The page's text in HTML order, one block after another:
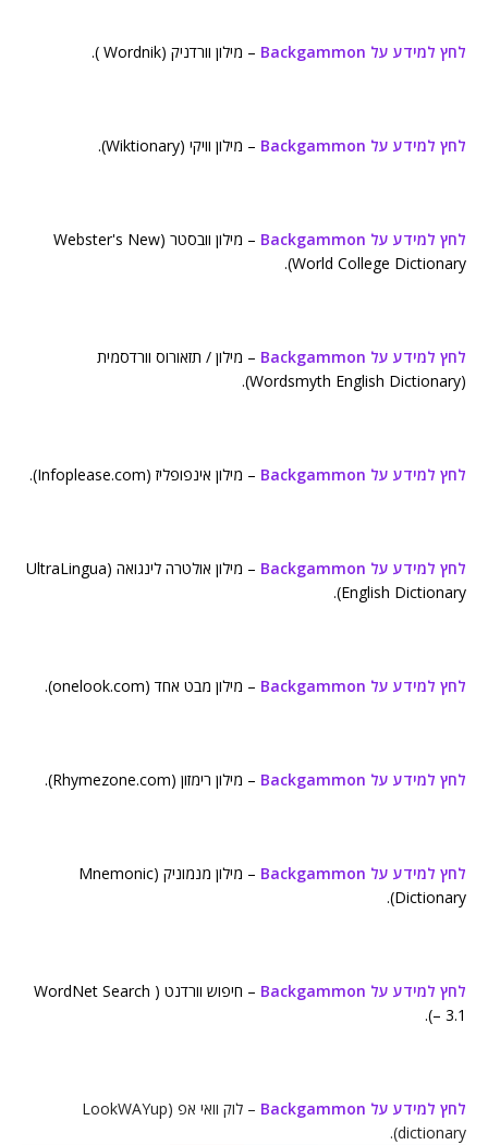
לחץ למידע על Backgammon – מילון וורדניק (Wordnik ).
לחץ למידע על Backgammon – מילון וויקי (Wiktionary).
לחץ למידע על Backgammon
– מילון וובסטר (Webster's New
World College Dictionary).
לחץ למידע על Backgammon
– מילון / תזאורוס וורדסמית
(Wordsmyth English Dictionary).
לחץ למידע על Backgammon – מילון אינפופליז (Infoplease.com).
לחץ למידע על Backgammon
– מילון אולטרה לינגואה (UltraLingua
English Dictionary).
לחץ למידע על Backgammon – מילון מבט אחד (onelook.com).
לחץ למידע על Backgammon – מילון רימזון (Rhymezone.com).
לחץ למידע על Backgammon
– מילון מנמוניק (Mnemonic
Dictionary).
לחץ למידע על Backgammon
– חיפוש וורדנט ( WordNet Search
– 3.1).
לחץ למידע על Backgammon
– לוק וואי אפ (LookWAYup
dictionary).